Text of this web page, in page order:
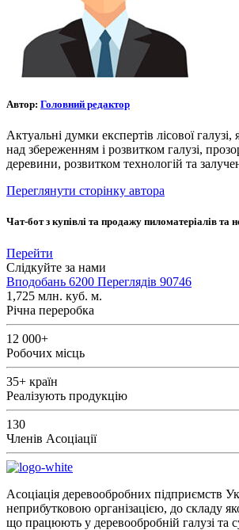
Автор: Головний редактор
Актуальні думки експертів лісової
над збереженням і розвитком галузі,
деревини, розвитком технологій та
Переглянути сторінку автора
Чат-бот з купівлі та продажу пиломатеріалів та
Перейти
Слідкуйте за нами
Вподобань 6200 Переглядів 90746
1,725 млн. куб. м.
Річна переробка
12 000+
Робочих місць
35+ країн
Реалізують продукцію
130
Членів Асоціації
Асоціація деревообробних підприємств
неприбутковою організацією, до складу
що працюють у деревообробній галузі та